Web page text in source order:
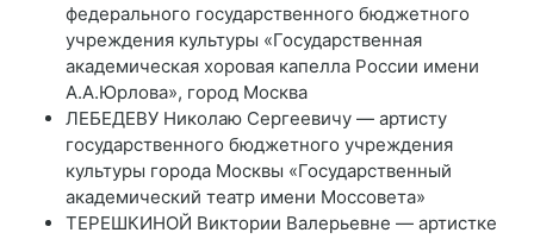
федерального государственного бюджетного
учреждения культуры «Государственная
академическая хоровая капелла России имени
А.А.Юрлова», город Москва
ЛЕБЕДЕВУ Николаю Сергеевичу — артисту
государственного бюджетного учреждения
культуры города Москвы «Государственный
академический театр имени Моссовета»
ТЕРЕШКИНОЙ Виктории Валерьевне — артистке